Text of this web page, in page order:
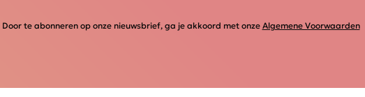
Door te abonneren op onze nieuwsbrief, ga je akkoord met onze Algemene Voorwaarden